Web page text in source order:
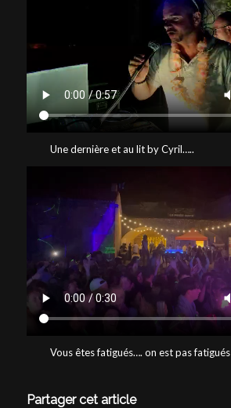
Une dernière et au lit by Cyril…..
Vous êtes fatigués…. on est pas fatigués
Partager cet article